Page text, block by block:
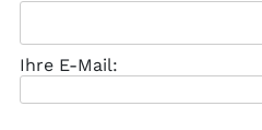
Ihre E-Mail: